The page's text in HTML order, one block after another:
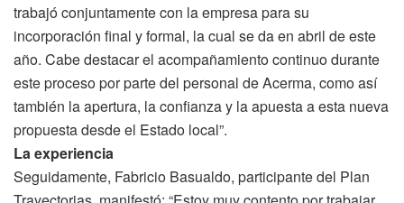
trabajó conjuntamente con la empresa para su
incorporación final y formal, la cual se da en abril de este
año. Cabe destacar el acompañamiento continuo durante
este proceso por parte del personal de Acerma, como así
también la apertura, la confianza y la apuesta a esta nueva
propuesta desde el Estado local”.
La experiencia
Seguidamente, Fabricio Basualdo, participante del Plan